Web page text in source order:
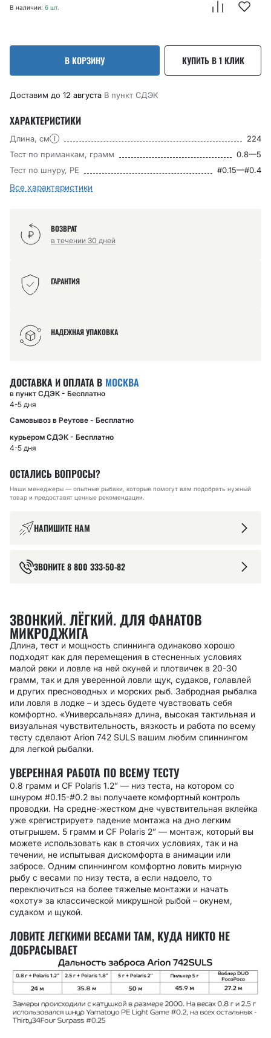
В наличии: 6 шт.
В КОРЗИНУ КУПИТЬ В 1 КЛИК
Доставим до 12 августа В пункт CДЭК
ХАРАКТЕРИСТИКИ
Длина, см i
224
Тест по приманкам, грамм
0.8—5
Тест по шнуру, РЕ
#0.15—#0.4
Все характеристики
ВОЗВРАТ
в течении 30 дней
ГАРАНТИЯ
НАДЕЖНАЯ УПАКОВКА
ДОСТАВКА И ОПЛАТА В МОСКВА
в пункт СДЭК - Бесплатно
4-5 дня
Самовывоз в Реутове - Бесплатно
курьером СДЭК - Бесплатно
4-5 дня
ОСТАЛИСЬ ВОПРОСЫ?
Наши менеджеры — опытные рыбаки, которые помогут вам подобрать нужный
товар и предоставят ценные рекомендации.
НАПИШИТЕ НАМ
ЗВОНИТЕ8 800 333-50-82
ЗВОНКИЙ. ЛЁГКИЙ. ДЛЯ ФАНАТОВ
МИКРОДЖИГА
Длина, тест и мощность спиннинга одинаково хорошо
подходят как для перемещения в стесненных условиях
малой реки и ловле на ней окуней и плотвичек в 20-30
грамм, так и для уверенной ловли щук, судаков, голавлей
и других пресноводных и морских рыб. Забродная рыбалка
или ловля в лодке – и здесь будете чувствовать себя
комфортно. «Универсальная» длина, высокая тактильная и
визуальная чувствительность, вязкость и работа по всему
тесту сделают Arion 742 SULS вашим любим спиннингом
для легкой рыбалки.
УВЕРЕННАЯ РАБОТА ПО ВСЕМУ ТЕСТУ
0.8 грамм и CF Polaris 1.2” — низ теста, на котором со
шнуром #0.15-#0.2 вы получаете комфортный контроль
проводки. На средне-жестком дне чувствительная вклейка
уже «регистрирует» падение монтажа на дно легким
отыгрышем. 5 грамм и CF Polaris 2” — монтаж, который вы
можете использовать как в стоячих условиях, так и на
течении, не испытывая дискомфорта в анимации или
забросе. Одним спиннингом комфортно ловить мирную
рыбу с весами по низу теста, а если надоело, то
переключиться на более тяжелые монтажи и начать
«охоту» за классической микрушной рыбой – окунем,
судаком и щукой.
ЛОВИТЕ ЛЕГКИМИ ВЕСАМИ ТАМ, КУДА НИКТО НЕ
ДОБРАСЫВАЕТ